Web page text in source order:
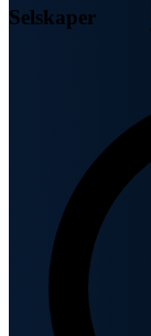
Selskaper